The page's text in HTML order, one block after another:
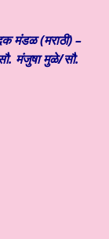
मंडळ (मराठी) –
मंजुषा मुळे/सौ.